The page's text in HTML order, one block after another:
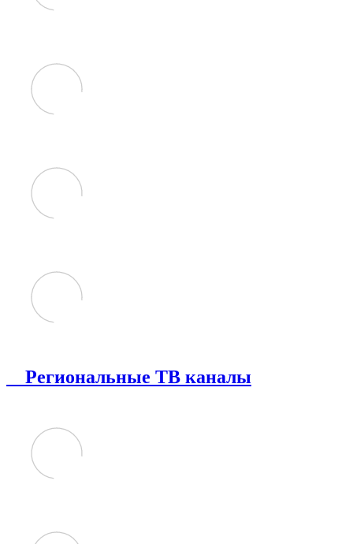
Региональные ТВ каналы